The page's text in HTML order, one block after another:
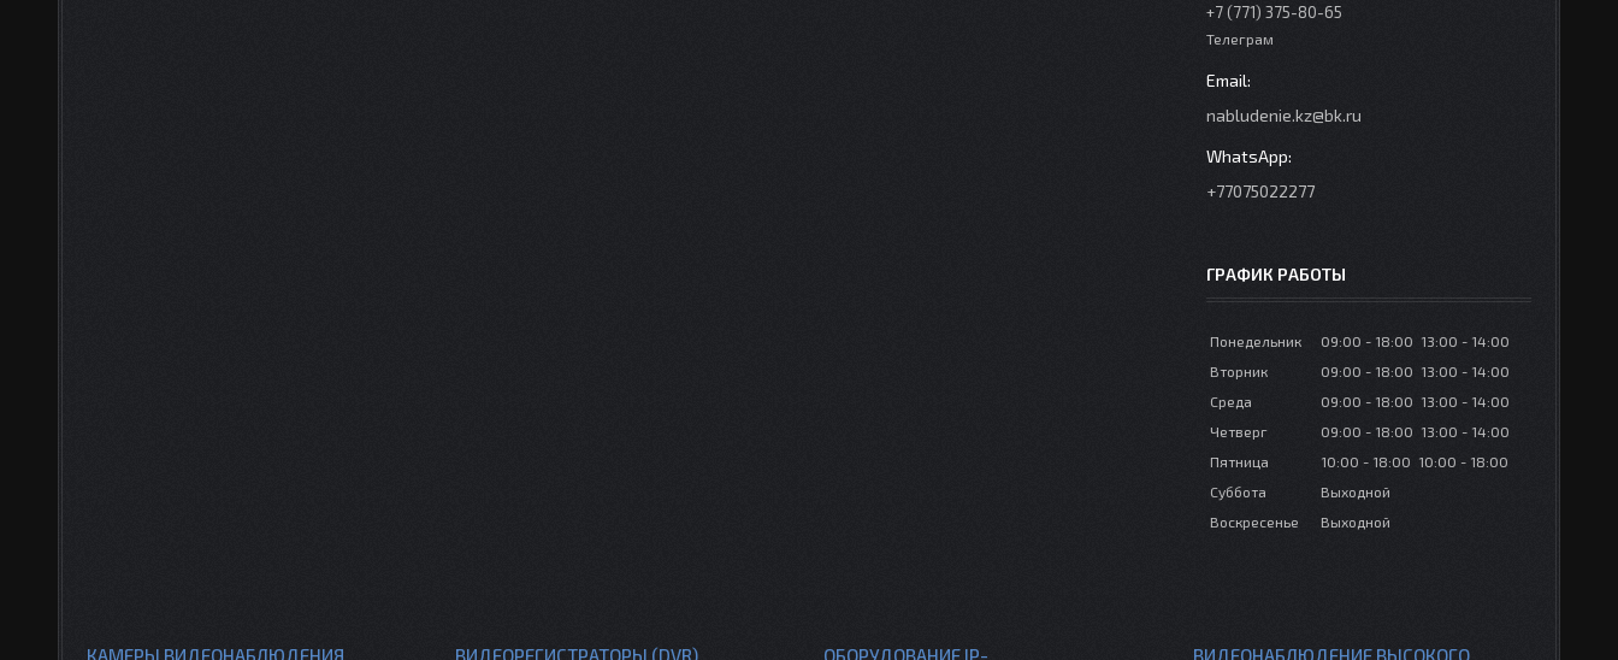
+7 (771) 375-80-65
Телеграм
nabludenie.kz@bk.ru
+77075022277
ГРАФИК РАБОТЫ
Понедельник 09:00 18:00 13:00
14:00
Вторник
09:00 18:00 13:00
14:00
Среда
09:00 18:00 13:00
14:00
Четверг
09:00 18:00 13:00
14:00
Пятница
10:00 18:00 10:00
18:00
Суббота
Выходной
Воскресенье
Выходной
КАМЕРЫ ВИДЕОНАБЛЮДЕНИЯ ВИДЕОРЕГИСТРАТОРЫ (DVR) ОБОРУДОВАНИЕ IP- ВИДЕОНАБЛЮДЕНИЕ ВЫСОКОГО